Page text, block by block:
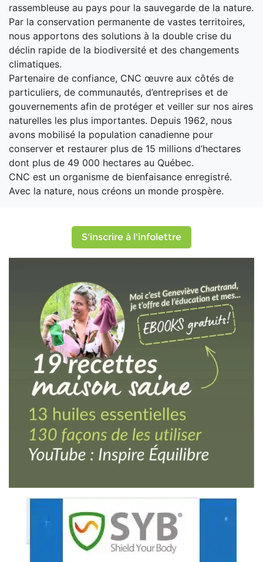
rassembleuse au pays pour la sauvegarde de la nature.
Par la conservation permanente de vastes territoires,
nous apportons des solutions à la double crise du
déclin rapide de la biodiversité et des changements
climatiques.
Partenaire de confiance, CNC œuvre aux côtés de
particuliers, de communautés, d’entreprises et de
gouvernements afin de protéger et veiller sur nos aires
naturelles les plus importantes. Depuis 1962, nous
avons mobilisé la population canadienne pour
conserver et restaurer plus de 15 millions d’hectares
dont plus de 49 000 hectares au Québec.
CNC est un organisme de bienfaisance enregistré.
Avec la nature, nous créons un monde prospère.
S'inscrire à l'infolettre